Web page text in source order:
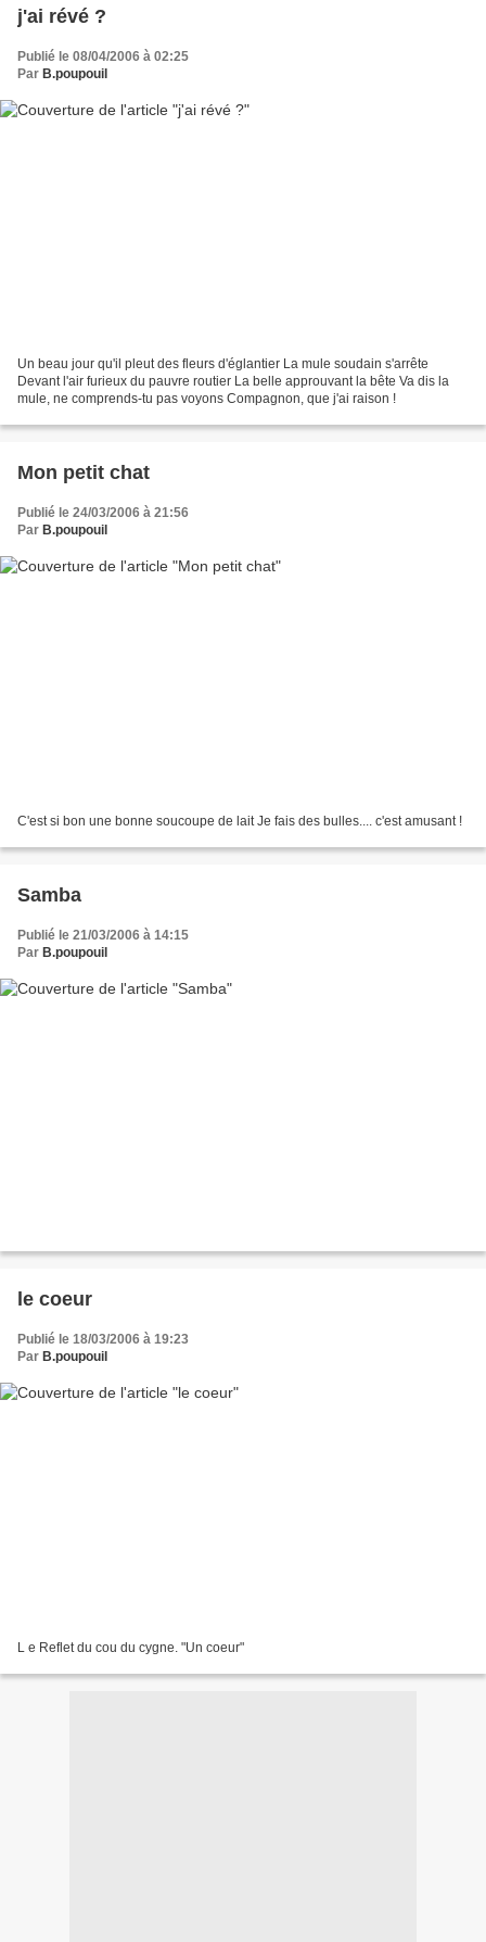
j'ai révé ?
Publié le 08/04/2006 à 02:25
Par B.poupouil
Un beau jour qu'il pleut des fleurs d'églantier La mule soudain s'arrête
Devant l'air furieux du pauvre routier La belle approuvant la bête Va dis la
mule, ne comprends-tu pas voyons Compagnon, que j'ai raison !
Mon petit chat
Publié le 24/03/2006 à 21:56
Par B.poupouil
C'est si bon une bonne soucoupe de lait Je fais des bulles.... c'est amusant !
Samba
Publié le 21/03/2006 à 14:15
Par B.poupouil
le coeur
Publié le 18/03/2006 à 19:23
Par B.poupouil
L e Reflet du cou du cygne. "Un coeur"